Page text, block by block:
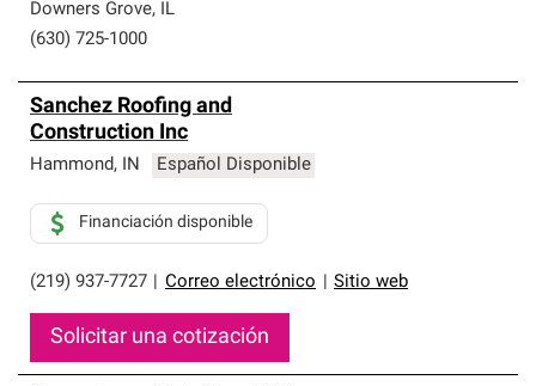
Downers Grove, IL
(630) 725-1000
Sanchez Roofing and
Construction Inc
Hammond, IN Español Disponible
(219) 937-7727 Correo electrónico Sitio web
Financiación disponible
Solicitar una cotización